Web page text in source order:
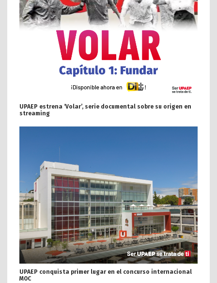
UPAEP estrena ‘Volar’, serie documental sobre su origen en
streaming
UPAEP conquista primer lugar en el concurso internacional
MOC